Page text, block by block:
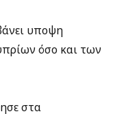
υποψη
όσο και των
στα